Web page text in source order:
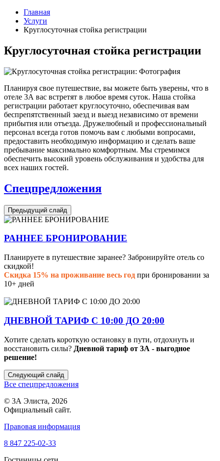
Главная
Услуги
Круглосуточная стойка регистрации
Круглосуточная стойка регистрации
Планируя свое путешествие, вы можете быть уверены, что в
отеле 3А вас встретят в любое время суток. Наша стойка
регистрации работает круглосуточно, обеспечивая вам
беспрепятственный заезд и выезд независимо от времени
прибытия или отъезда. Дружелюбный и профессиональный
персонал всегда готов помочь вам с любыми вопросами,
предоставить необходимую информацию и сделать ваше
пребывание максимально комфортным. Мы стремимся
обеспечить высокий уровень обслуживания и удобства для
всех наших гостей.
Спецпредложения
Предыдущий слайд
РАННЕЕ БРОНИРОВАНИЕ
Планируете в путешествие заранее? Забронируйте отель со
скидкой!
Скидка 15% на проживание весь год при бронировании за
10+ дней
ДНЕВНОЙ ТАРИФ С 10:00 ДО 20:00
Хотите сделать короткую остановку в пути, отдохнуть и
восстановить силы? Дневной тариф от 3А - выгодное
решение!
Следующий слайд
Все спецпредложения
© 3А Элиста, 2026
Официальный сайт.
Правовая информация
8 847 225-02-33